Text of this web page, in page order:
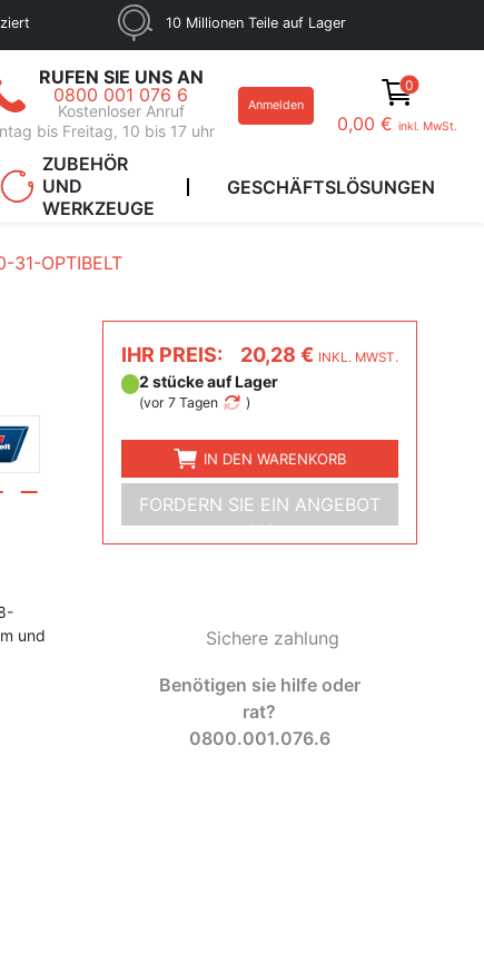
10 Millionen Teile auf Lager
RUFEN SIE UNS AN
0800 001 076 6
Kostenloser Anruf
bis Freitag, 10 bis 17 uhr
Anmelden
0
0,00 € inkl. MwSt.
ZUBEHÖR
UND
WERKZEUGE
GESCHÄFTSLÖSUNGEN
31-OPTIBELT
und
IHR PREIS: 20,28 € INKL. MWST.
2 stücke auf Lager
(vor 7 Tagen )
IN DEN WARENKORB
FORDERN SIE EIN ANGEBOT
AN
Sichere zahlung
Benötigen sie hilfe oder
rat?
0800.001.076.6